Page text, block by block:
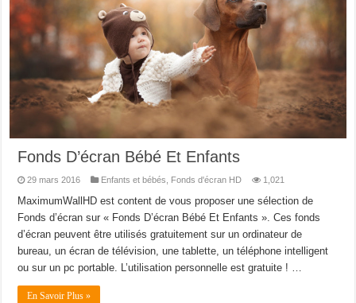
Fonds D’écran Bébé Et Enfants
29 mars 2016 Enfants et bébés Fonds d'écran HD 1,021
MaximumWallHD est content de vous proposer une sélection de
Fonds d’écran sur « Fonds D’écran Bébé Et Enfants ». Ces fonds
d’écran peuvent être utilisés gratuitement sur un ordinateur de
bureau, un écran de télévision, une tablette, un téléphone intelligent
ou sur un pc portable. L’utilisation personnelle est gratuite ! …
En Savoir Plus »